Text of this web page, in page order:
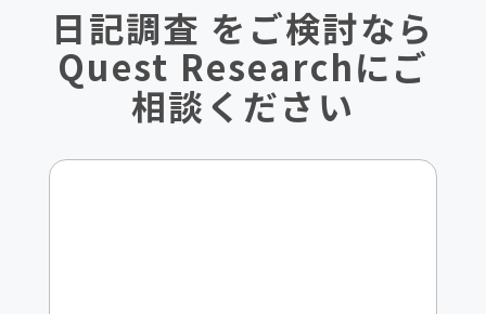
日記調査 をご検討なら
Quest Researchにご
相談ください